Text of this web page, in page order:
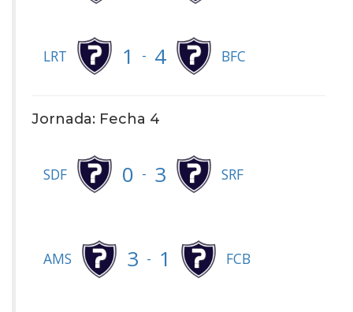
LRT 1 - 4 BFC
Jornada: Fecha 4
SDF 0 - 3 SRF
AMS 3 - 1 FCB